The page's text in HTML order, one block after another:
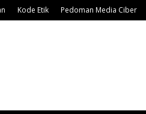
Kode Etik Pedoman Media Ciber